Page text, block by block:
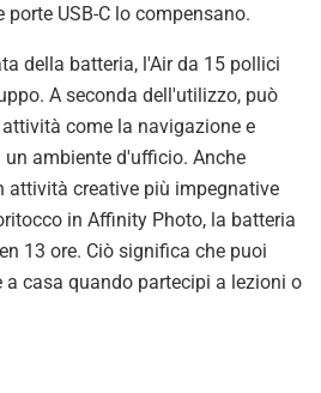
USB-C lo compensano.
della batteria, l'Air da 15 pollici
A seconda dell'utilizzo, può
come la navigazione e
ambiente d'ufficio. Anche
attività creative più impegnative
in Affinity Photo, la batteria
13 ore. Ciò significa che puoi
casa quando partecipi a lezioni o